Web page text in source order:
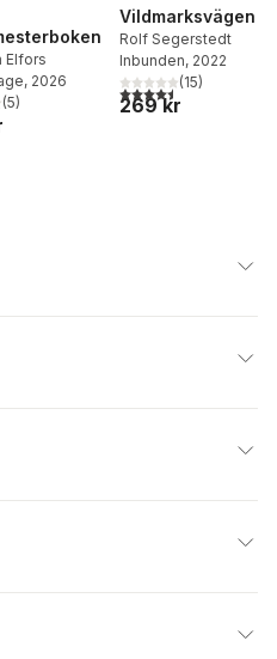
Elfors
, 2026
stjärnor. Totalt antal röster:
(5)
Vildmarksvägen
Rolf Segerstedt
Inbunden, 2022
4,5utav 5 stjärnor.
(15)
269 kr